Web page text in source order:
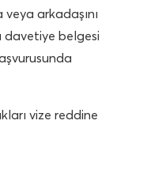
arkadaşını
davetiye belgesi
vize reddine